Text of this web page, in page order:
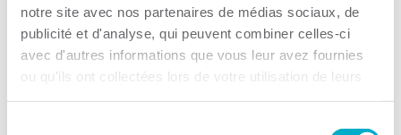
notre site avec nos partenaires de médias sociaux, de
publicité et d'analyse, qui peuvent combiner celles-ci
avec d'autres informations que vous leur avez fournies
ou qu'ils ont collectées lors de votre utilisation de leurs
-30-